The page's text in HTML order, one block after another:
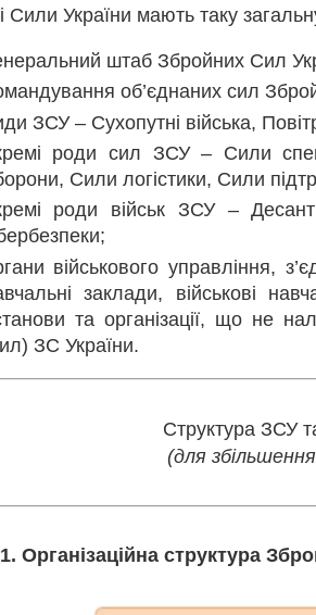
Сили України мають таку
штаб Збройних Сил
об’єднаних сил
ЗСУ – Сухопутні війська,
роди сил ЗСУ – Сили
Сили логістики, Сили
роди військ ЗСУ –
військового управління,
заклади, військові
та організації, що не
ЗС України.
Структура ЗСУ
(для
Організаційна структура